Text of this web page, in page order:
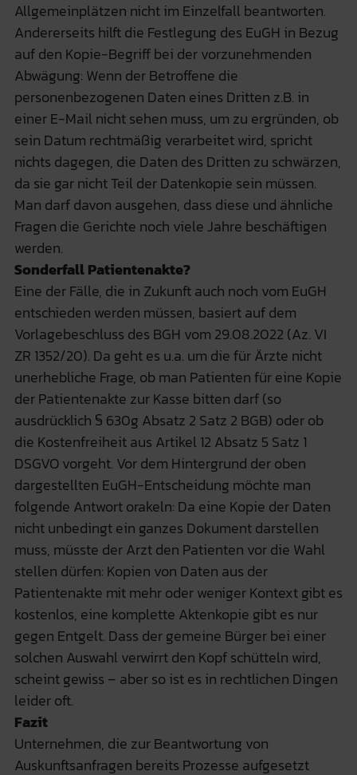
Allgemeinplätzen nicht im Einzelfall beantworten.
Andererseits hilft die Festlegung des EuGH in Bezug
auf den Kopie-Begriff bei der vorzunehmenden
Abwägung: Wenn der Betroffene die
personenbezogenen Daten eines Dritten z.B. in
einer E-Mail nicht sehen muss, um zu ergründen, ob
sein Datum rechtmäßig verarbeitet wird, spricht
nichts dagegen, die Daten des Dritten zu schwärzen,
da sie gar nicht Teil der Datenkopie sein müssen.
Man darf davon ausgehen, dass diese und ähnliche
Fragen die Gerichte noch viele Jahre beschäftigen
werden.
Sonderfall Patientenakte?
Eine der Fälle, die in Zukunft auch noch vom EuGH
entschieden werden müssen, basiert auf dem
Vorlagebeschluss des BGH vom 29.08.2022 (Az. VI
ZR 1352/20). Da geht es u.a. um die für Ärzte nicht
unerhebliche Frage, ob man Patienten für eine Kopie
der Patientenakte zur Kasse bitten darf (so
ausdrücklich § 630g Absatz 2 Satz 2 BGB) oder ob
die Kostenfreiheit aus Artikel 12 Absatz 5 Satz 1
DSGVO vorgeht. Vor dem Hintergrund der oben
dargestellten EuGH-Entscheidung möchte man
folgende Antwort orakeln: Da eine Kopie der Daten
nicht unbedingt ein ganzes Dokument darstellen
muss, müsste der Arzt den Patienten vor die Wahl
stellen dürfen: Kopien von Daten aus der
Patientenakte mit mehr oder weniger Kontext gibt es
kostenlos, eine komplette Aktenkopie gibt es nur
gegen Entgelt. Dass der gemeine Bürger bei einer
solchen Auswahl verwirrt den Kopf schütteln wird,
scheint gewiss – aber so ist es in rechtlichen Dingen
leider oft.
Fazit
Unternehmen, die zur Beantwortung von
Auskunftsanfragen bereits Prozesse aufgesetzt